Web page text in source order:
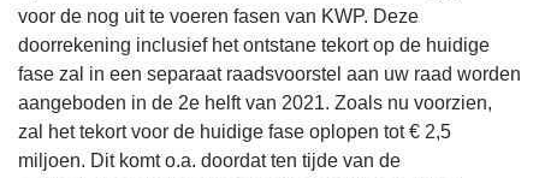
voor de nog uit te voeren fasen van KWP. Deze
doorrekening inclusief het ontstane tekort op de huidige
fase zal in een separaat raadsvoorstel aan uw raad worden
aangeboden in de 2e helft van 2021. Zoals nu voorzien,
zal het tekort voor de huidige fase oplopen tot € 2,5
miljoen. Dit komt o.a. doordat ten tijde van de